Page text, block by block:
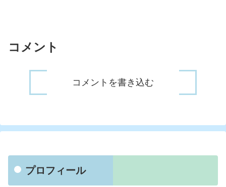
コメント
コメントを書き込む
プロフィール